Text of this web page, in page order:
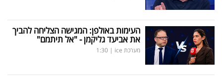
העימות באולפן: המגישה הצליחה להביך
את אביעד גליקמן - "אל תיתמם"
מערכת ice |
1:30